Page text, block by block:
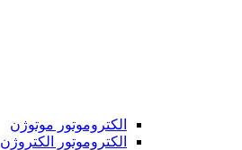
الکتروموتور موتوژن
الکتروموتور الکتروژن